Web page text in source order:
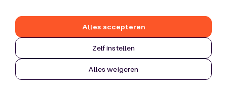
Zelf instellen
Alles weigeren
Alles accepteren